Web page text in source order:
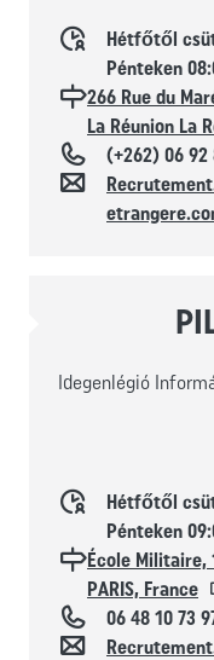
Horaires
Hétfőtől
Pénteken
Localisation
266 Rue du
La Réunion La
Téléphone
(+262) 06 92
Kapcsolat
Idegenlégió
Horaires
Hétfőtől
Pénteken
Localisation
École Militaire,
PARIS, France
Téléphone
06 48 10 73
Kapcsolat